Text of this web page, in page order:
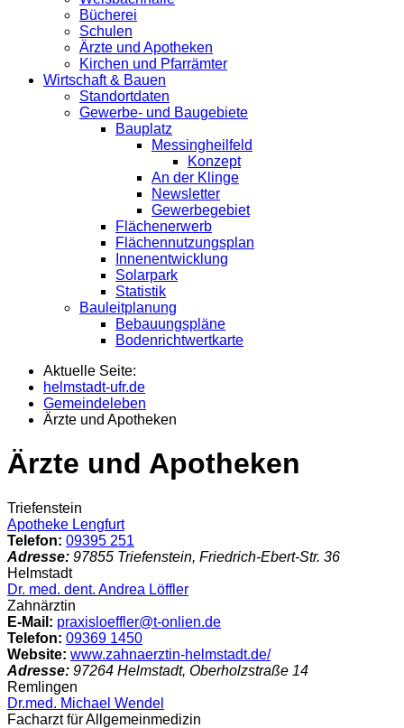
Bücherei
Schulen
Ärzte und Apotheken
Kirchen und Pfarrämter
Wirtschaft & Bauen
Standortdaten
Gewerbe- und Baugebiete
Bauplatz
Messingheilfeld
Konzept
An der Klinge
Newsletter
Gewerbegebiet
Flächenerwerb
Flächennutzungsplan
Innenentwicklung
Solarpark
Statistik
Bauleitplanung
Bebauungspläne
Bodenrichtwertkarte
Aktuelle Seite:
helmstadt-ufr.de
Gemeindeleben
Ärzte und Apotheken
Ärzte und Apotheken
Triefenstein
Apotheke Lengfurt
Telefon: 09395 251
Adresse: 97855 Triefenstein, Friedrich-Ebert-Str. 36
Helmstadt
Dr. med. dent. Andrea Löffler
Zahnärztin
E-Mail: praxisloeffler@t-onlien.de
Telefon: 09369 1450
Website: www.zahnaerztin-helmstadt.de/
Adresse: 97264 Helmstadt, Oberholzstraße 14
Remlingen
Dr.med. Michael Wendel
Facharzt für Allgemeinmedizin